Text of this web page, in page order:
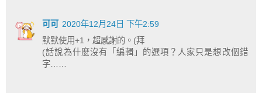
可可
2020年12月24日 下午2:59
默默使用+1，超感謝的。(拜
(話說為什麼沒有「編輯」的選項？人家只是想改個錯
字……